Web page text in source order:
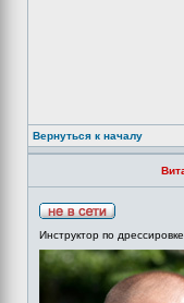
Вернуться к началу
Инструктор по